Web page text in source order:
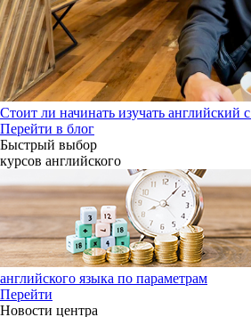
Стоит ли начинать изучать английский
Перейти в блог
Быстрый выбор
курсов английcкого
английского языка по параметрам
Перейти
Новости центра